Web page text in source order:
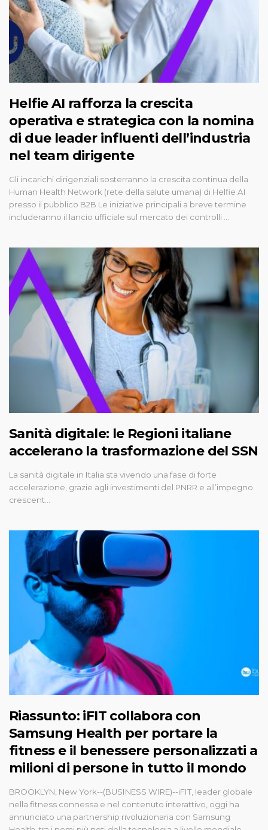
Helfie AI rafforza la crescita
operativa e strategica con la nomina
di due leader influenti dell’industria
nel team dirigente
Gli incarichi dirigenziali sosterranno la crescita continua della
Human Health Network (rete della salute umana) di Helfie AI
presso il pubblico B2B Le iniziative principali a breve termine
includeranno il lancio ufficiale sul mercato dei controlli ...
Sanità digitale: le Regioni italiane
accelerano la trasformazione del SSN
La sanità digitale in Italia sta vivendo una fase di forte
accelerazione, grazie agli investimenti del PNRR e all’impegno
crescent…
Riassunto: iFIT collabora con
Samsung Health per portare la
fitness e il benessere personalizzati a
milioni di persone in tutto il mondo
BROOKLYN, New York--(BUSINESS WIRE)--iFIT, leader globale
nella fitness connessa e nel contenuto interattivo, oggi ha
annunciato una partnership rivoluzionaria con Samsung